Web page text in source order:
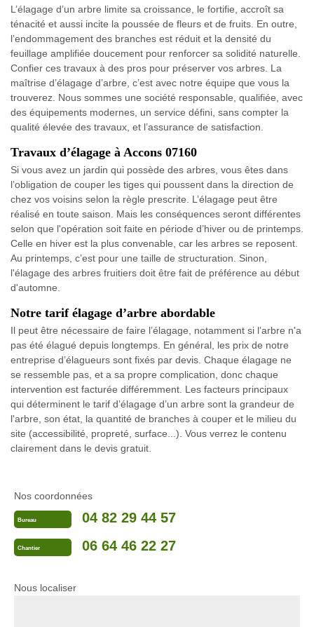
L’élagage d’un arbre limite sa croissance, le fortifie, accroît sa
ténacité et aussi incite la poussée de fleurs et de fruits. En outre,
l’endommagement des branches est réduit et la densité du
feuillage amplifiée doucement pour renforcer sa solidité naturelle.
Confier ces travaux à des pros pour préserver vos arbres. La
maîtrise d’élagage d’arbre, c’est avec notre équipe que vous la
trouverez. Nous sommes une société responsable, qualifiée, avec
des équipements modernes, un service défini, sans compter la
qualité élevée des travaux, et l’assurance de satisfaction.
Travaux d’élagage à Accons 07160
Si vous avez un jardin qui possède des arbres, vous êtes dans
l’obligation de couper les tiges qui poussent dans la direction de
chez vos voisins selon la règle prescrite. L’élagage peut être
réalisé en toute saison. Mais les conséquences seront différentes
selon que l'opération soit faite en période d’hiver ou de printemps.
Celle en hiver est la plus convenable, car les arbres se reposent.
Au printemps, c’est pour une taille de structuration. Sinon,
l'élagage des arbres fruitiers doit être fait de préférence au début
d'automne.
Notre tarif élagage d’arbre abordable
Il peut être nécessaire de faire l’élagage, notamment si l’arbre n'a
pas été élagué depuis longtemps. En général, les prix de notre
entreprise d’élagueurs sont fixés par devis. Chaque élagage ne
se ressemble pas, et a sa propre complication, donc chaque
intervention est facturée différemment. Les facteurs principaux
qui déterminent le tarif d’élagage d’un arbre sont la grandeur de
l'arbre, son état, la quantité de branches à couper et le milieu du
site (accessibilité, propreté, surface...). Vous verrez le contenu
clairement dans le devis gratuit.
Nos coordonnées
Bureau 04 82 29 44 57
Chantier 06 64 46 22 27
Nous localiser